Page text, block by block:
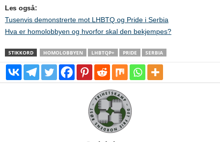
Les også:
Tusenvis demonstrerte mot LHBTQ og Pride i Serbia
Hva er homolobbyen og hvorfor skal den bekjempes?
STIKKORD HOMOLOBBYEN LHBTQP+ PRIDE SERBIA